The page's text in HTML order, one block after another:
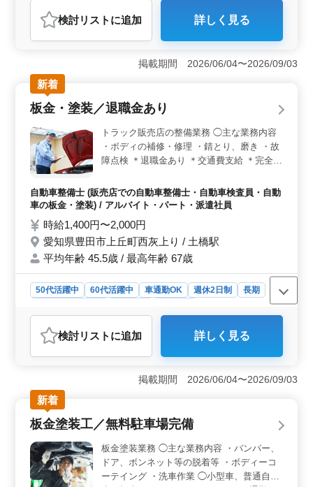
おすすめポイント
＜駅近で通いやすい環境＞ 二色浜駅から徒歩圏内で通
勤しやすく、車通勤にも対応しているため通勤負担を抑
えられる職場です。無料駐車場も完備しており、自分に
合った通勤方法を選びながら勤務できます。 ＜整備
経験を活かせる業務内容＞ 販売店で車両の部品交換、
クリーニング、定期点検などの整備業務を担当します。
かして、ベテランメカニックとして技術を発揮できま
す。 ＜待遇充実で安心＞ 交通費支給、賞与、社会
保険完備に加えて、退職金制度など福利厚生も整ってい
ます。安定した環境で経験を活かしながら、安心して長
く働ける職場です。
検討リスト に追加 詳しく見る
掲載期間 2026/06/04〜2026/09/03
新着
板金・塗装／退職金あり
トラック販売店の整備業務 ◯主な業務内容
・ボディの補修・修理 ・錆とり、磨き ・故
障点検 ＊退職金あり ＊交通費支給 ＊完全週
職場です。 経験者の方、ぜひご応募お待ち
しております！
自動車整備士 (販売店での自動車整備士・自動車検査員・自動
車の板金・塗装) / アルバイト・パート・派遣社員
時給1,400円〜2,000円
愛知県豊田市上丘町西灰上り / 土橋駅
平均年齢 45.5歳 / 最高年齢 67歳
50代活躍中 60代活躍中 車通勤OK 週休2日制
長期
自動車整備士
おすすめポイント
＜完全週休2日制で働きやすい環境＞ 完全週休2日制で
日曜日も休みとなり、年末年始休暇もあるため、仕事と
プライベートのバランスを取りやすい環境です。残業な
しのため、生活リズムを整えながら無理なく勤務できま
す。 ＜板金塗装経験を活かせる業務内容＞ トラッ
ク販売店でボディの補修・修理、錆とり、磨き、故障点
検を担当します。これまでの鈑金塗装経験を活かして、
ベテラン整備士として技術を発揮し、即戦力として活躍
できます。 ＜車通勤＋待遇充実で安心＞ 車通勤が
可能で通勤負担を抑えられる環境です。交通費支給や社
検討リスト に追加 詳しく見る
掲載期間 2026/06/04〜2026/09/03
新着
板金塗装工／無料駐車場完備
板金塗装業務 ◯主な業務内容 ・バンパー、
ドア、ボンネット等の脱着等 ・ボディーコ
ーテイング ・洗車作業 ◯小型車、普通自動